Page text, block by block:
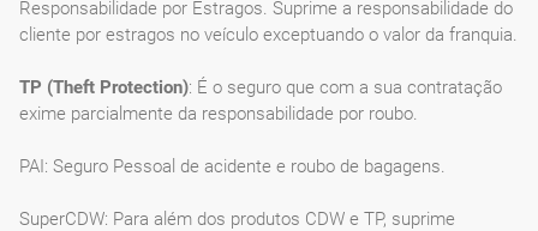
Responsabilidade por Estragos. Suprime a responsabilidade do
cliente por estragos no veículo exceptuando o valor da franquia.
TP (Theft Protection): É o seguro que com a sua contratação
exime parcialmente da responsabilidade por roubo.
PAI: Seguro Pessoal de acidente e roubo de bagagens.
SuperCDW: Para além dos produtos CDW e TP, suprime